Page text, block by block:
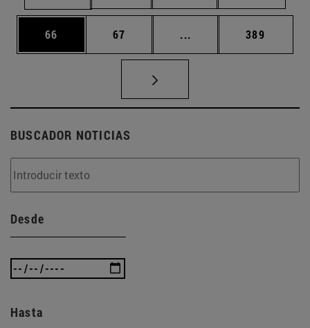
Página
66 Página
67 ... Páginas intermedias
Página
389
BUSCADOR NOTICIAS
Desde
Hasta